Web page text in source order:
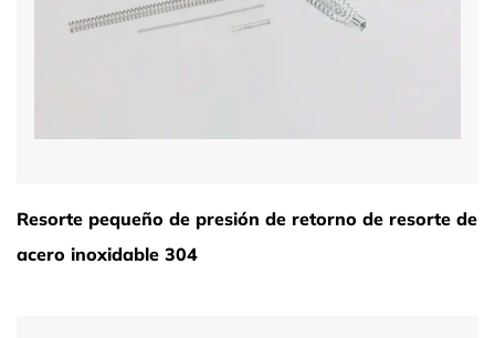
Resorte pequeño de presión de retorno de resorte de
acero inoxidable 304